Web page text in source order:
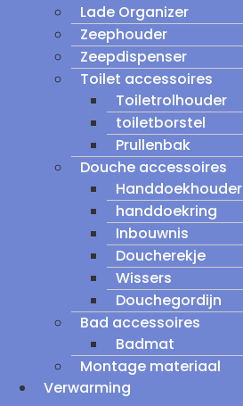
Lade Organizer
Zeephouder
Zeepdispenser
Toilet accessoires
Toiletrolhouder
toiletborstel
Prullenbak
Douche accessoires
Handdoekhouder
handdoekring
Inbouwnis
Doucherekje
Wissers
Douchegordijn
Bad accessoires
Badmat
Montage materiaal
Verwarming